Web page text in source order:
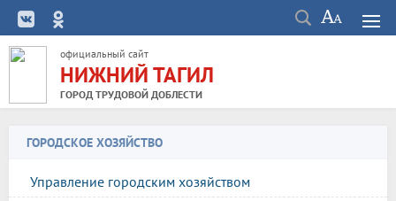
официальный сайт
НИЖНИЙ ТАГИЛ
ГОРОД ТРУДОВОЙ ДОБЛЕСТИ
ГОРОДСКОЕ ХОЗЯЙСТВО
Управление городским хозяйством